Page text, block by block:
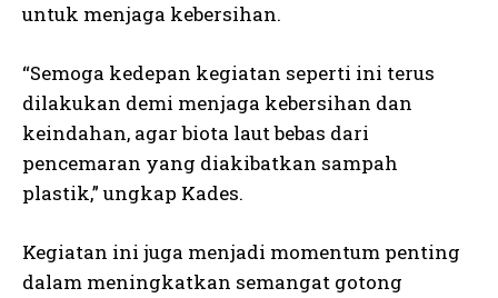
untuk menjaga kebersihan.
“Semoga kedepan kegiatan seperti ini terus
dilakukan demi menjaga kebersihan dan
keindahan, agar biota laut bebas dari
pencemaran yang diakibatkan sampah
plastik,” ungkap Kades.
Kegiatan ini juga menjadi momentum penting
dalam meningkatkan semangat gotong